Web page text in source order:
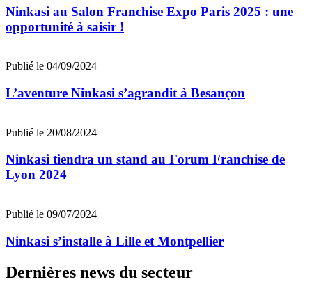
Ninkasi au Salon Franchise Expo Paris 2025 : une
opportunité à saisir !
Publié le 04/09/2024
L’aventure Ninkasi s’agrandit à Besançon
Publié le 20/08/2024
Ninkasi tiendra un stand au Forum Franchise de
Lyon 2024
Publié le 09/07/2024
Ninkasi s’installe à Lille et Montpellier
Dernières news du secteur